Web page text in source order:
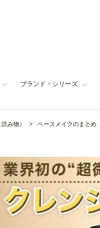
ブランド・シリーズ
み物） ベースメイクのまとめ